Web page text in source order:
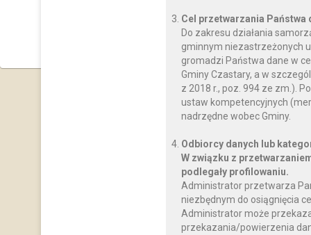
Cel przetwarzania Państwa
Do zakresu działania
gminnym niezastrzeżonych
gromadzi Państwa dane w
Gminy Czastary, a w
z 2018 r., poz. 994 ze zm.).
ustaw kompetencyjnych
nadrzędne wobec Gminy.
Odbiorcy danych lub
W związku z
podlegały profilowaniu.
Administrator przetwarza
niezbędnym do osiągnięcia
Administrator może
przekazania/powierzenia